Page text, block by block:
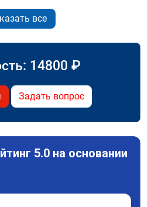
все
14800 ₽
Задать вопрос
5.0 на основании